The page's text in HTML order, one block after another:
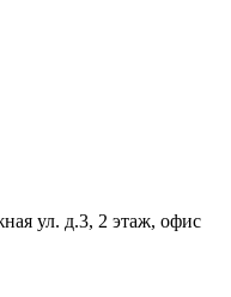
ул. д.3, 2 этаж, офис